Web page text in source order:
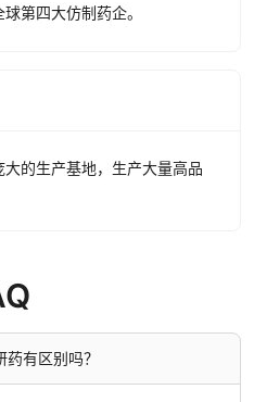
第四大仿制药企。
的生产基地，生产大量高品
有区别吗？